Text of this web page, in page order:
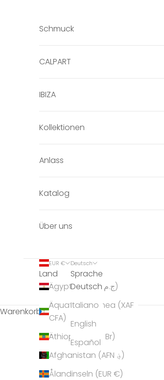
Schmuck
CALPART
IBIZA
Kollektionen
Anlass
Katalog
Über uns
EUR €
Land
Ägypten (EGP ج.م)
Äquatorialguinea (XAF
CFA)
Äthiopien (ETB Br)
Afghanistan (AFN ؋)
Ålandinseln (EUR €)
Deutsch
Sprache
Deutsch
Italiano
English
Español
Warenkorb